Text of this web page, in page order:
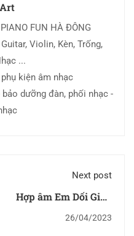
FUN HÀ ĐÔNG
Violin, Kèn, Trống,
...
kiện âm nhạc
dưỡng đàn, phối nhạc -
Next post
Hợp âm Em Dối Gian
26/04/2023